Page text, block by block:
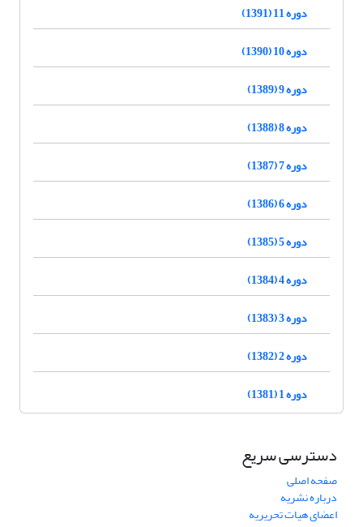
دوره 11 (1391)
دوره 10 (1390)
دوره 9 (1389)
دوره 8 (1388)
دوره 7 (1387)
دوره 6 (1386)
دوره 5 (1385)
دوره 4 (1384)
دوره 3 (1383)
دوره 2 (1382)
دوره 1 (1381)
دسترسی سریع
صفحه اصلی
درباره نشریه
اعضای هیات تحریریه